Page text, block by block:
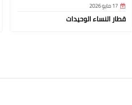
17 مايو 2026
قطار النساء الوحيدات